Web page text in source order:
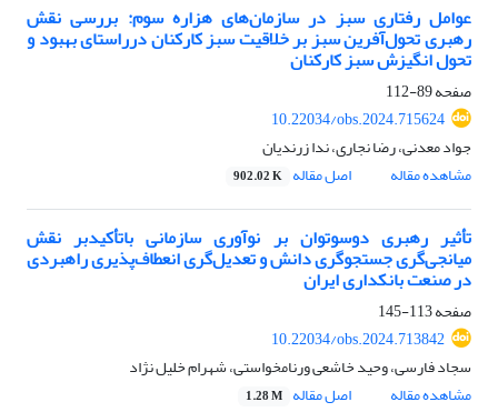
عوامل رفتاری سبز در سازمان‌های هزاره سوم: بررسی نقش
رهبری تحول‌آفرین سبز بر خلاقیت سبز کارکنان درراستای بهبود و
تحول انگیزش سبز کارکنان
صفحه89-112
10.22034/obs.2024.715624
جواد معدنی، رضا نجاری، ندا زرندیان
مشاهده مقاله
اصل مقاله 902.02 K
تأثیر رهبری دوسوتوان بر نوآوری سازمانی باتأکید‌بر نقش
میانجی‌گری جستجوگری دانش و تعدیل‌گری انعطاف‌پذیری راهبردی
در صنعت بانکداری ایران
صفحه113-145
10.22034/obs.2024.713842
سجاد فارسی، وحید خاشعی ورنامخواستی، شهرام خلیل نژاد
مشاهده مقاله
اصل مقاله 1.28 M